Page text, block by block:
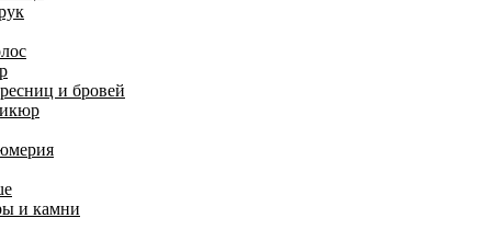
и бровей
и камни